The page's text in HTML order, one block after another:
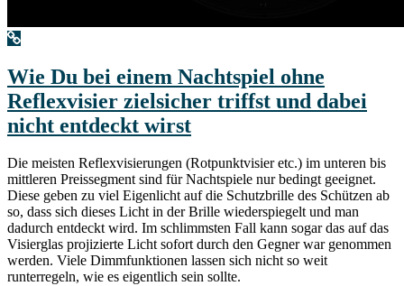
Wie Du bei einem Nachtspiel ohne
Reflexvisier zielsicher triffst und dabei
nicht entdeckt wirst
Die meisten Reflexvisierungen (Rotpunktvisier etc.) im unteren bis
mittleren Preissegment sind für Nachtspiele nur bedingt geeignet.
Diese geben zu viel Eigenlicht auf die Schutzbrille des Schützen ab
so, dass sich dieses Licht in der Brille wiederspiegelt und man
dadurch entdeckt wird. Im schlimmsten Fall kann sogar das auf das
Visierglas projizierte Licht sofort durch den Gegner war genommen
werden. Viele Dimmfunktionen lassen sich nicht so weit
runterregeln, wie es eigentlich sein sollte.